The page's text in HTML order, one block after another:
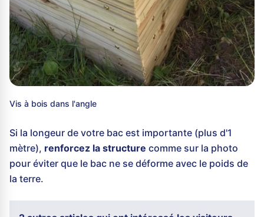
Vis à bois dans l'angle
Si la longeur de votre bac est importante (plus d'1
mètre), renforcez la structure comme sur la photo
pour éviter que le bac ne se déforme avec le poids de
la terre.